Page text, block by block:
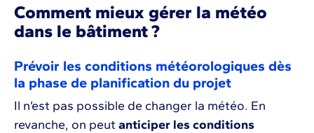
Comment mieux gérer la météo
dans le bâtiment ?
Prévoir les conditions météorologiques dès
la phase de planification du projet
Il n’est pas possible de changer la météo. En
revanche, on peut anticiper les conditions